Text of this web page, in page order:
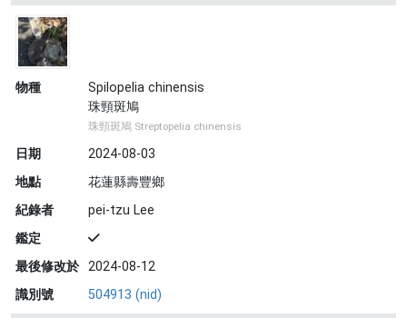
物種
Spilopelia chinensis
珠頸斑鳩
珠頸斑鳩 Streptopelia chinensis
日期
2024-08-03
地點
花蓮縣壽豐鄉
紀錄者
pei-tzu Lee
鑑定
最後修改於 2024-08-12
識別號
504913 (nid)